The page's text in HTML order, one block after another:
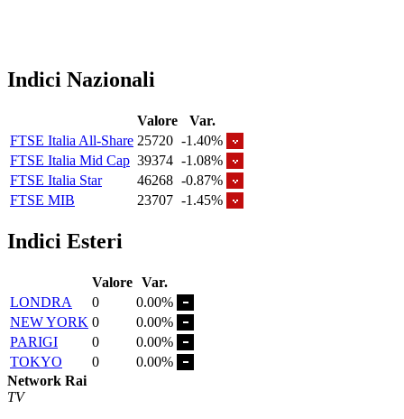
Indici Nazionali
Valore
Var.
FTSE Italia All-Share 25720 -1.40%
FTSE Italia Mid Cap 39374 -1.08%
FTSE Italia Star
46268 -0.87%
FTSE MIB
23707 -1.45%
Indici Esteri
Valore Var.
LONDRA
0
0.00%
NEW YORK 0
0.00%
PARIGI
0
0.00%
TOKYO
0
0.00%
Network Rai
TV